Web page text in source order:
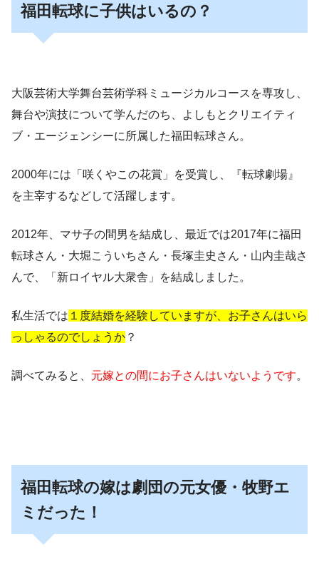
福田転球に子供はいるの？
大阪芸術大学舞台芸術学科ミュージカルコースを専攻し、
舞台や演技について学んだのち、よしもとクリエイティ
ブ・エージェンシーに所属した福田転球さん。
2000年には「咲くやこの花賞」を受賞し、『転球劇場』
を主宰するなどして活躍します。
2012年、マサ子の間男を結成し、最近では2017年に福田
転球さん・大堀こういちさん・長塚圭史さん・山内圭哉さ
んで、「新ロイヤル大衆舎」を結成しました。
私生活では １度結婚を経験していますが、お子さんはいら
っしゃるのでしょうか ？
調べてみると、 元嫁との間にお子さんはいないようです。
福田転球の嫁は劇団の元女優・牧野エ
ミだった！